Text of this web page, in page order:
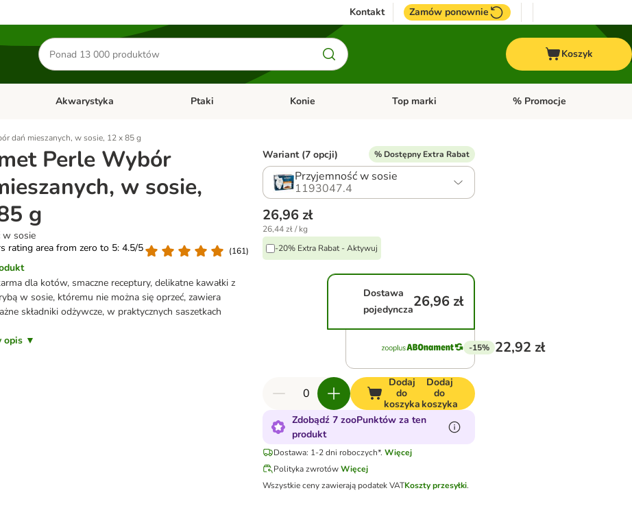
Kontakt Zamów ponownie
Szukaj
produktów
Koszyk
Otwórz menu kategorii: Małe zwierzęta
Akwarystyka Otwórz menu kategorii: Akwarystyka
Ptaki Otwórz menu kategorii: Ptaki
Konie Otwórz menu kategorii: Konie
Top marki Otwórz menu kategorii: Top
% Promocje
dań mieszanych, w sosie, 12 x 85 g
Perle Wybór
w sosie,
g
w sosie
rating area from zero to 5: 4.5/5
(161)
dla kotów, smaczne receptury, delikatne kawałki z
w sosie, któremu nie można się oprzeć, zawiera
składniki odżywcze, w praktycznych saszetkach
opis ▼
Wariant (7 opcji) % Dostępny Extra Rabat
Przyjemność w sosie
1193047.4
26,96 zł
26,44 zł / kg
-20% Extra Rabat - Aktywuj
Dostawa
pojedyncza26,96 zł
-15% 22,92 zł
Dodaj
do
koszyka
Dodaj
do
koszyka
Zdobądź 7 zooPunktów za ten
produkt
Dostawa: 1-2 dni roboczych*. Więcej
Polityka zwrotów Więcej
Wszystkie ceny zawierają podatek VATKoszty przesyłki.